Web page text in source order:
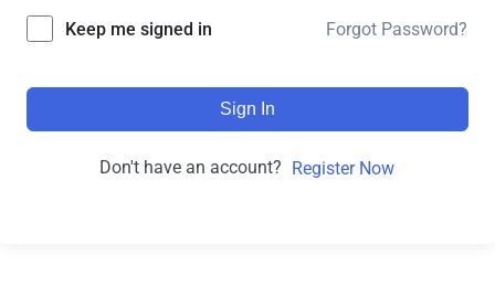
Keep me signed in Forgot Password?
Sign In
Don't have an account? Register Now